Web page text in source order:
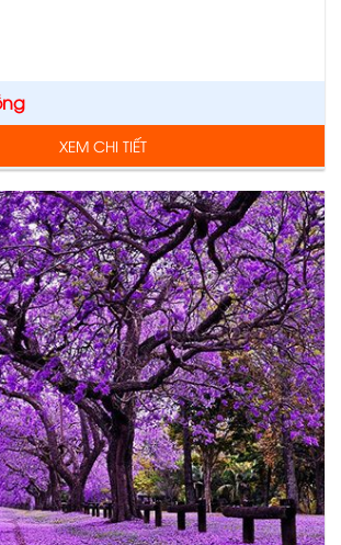
XEM CHI TIẾT